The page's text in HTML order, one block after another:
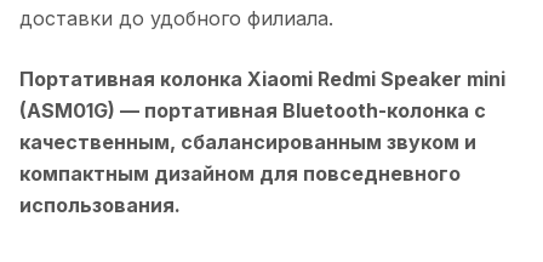
доставки до удобного филиала.
Портативная колонка Xiaomi Redmi Speaker mini
(ASM01G) — портативная Bluetooth-колонка с
качественным, сбалансированным звуком и
компактным дизайном для повседневного
использования.